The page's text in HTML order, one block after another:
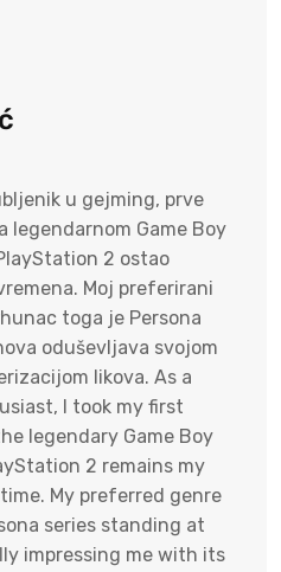
u gejming, prve
legendarnom Game Boy
2 ostao
Moj preferirani
toga je Persona
oduševljava svojom
likova. As a
I took my first
legendary Game Boy
2 remains my
My preferred genre
series standing at
impressing me with its